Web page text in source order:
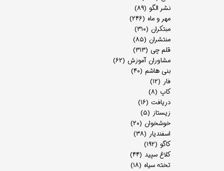
نشر الگو (۸۹)
مهر و ماه (۲۴۶)
مبتکران (۳۱۰)
منتشران (۸۵)
قلم چی (۳۱۳)
مشاوران آموزش (۶۲)
بنی هاشم (۴۰)
فار (۱۲)
کاپ (۸)
دریافت (۱۶)
زیستاز (۵)
خوشخوان (۲۰)
اسفندیار (۳۸)
کاگو (۱۹۲)
کلاغ سپید (۴۴)
تخته سیاه (۱۸)